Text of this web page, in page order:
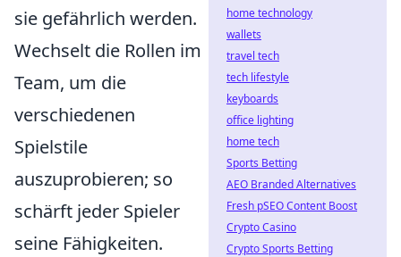
sie gefährlich werden.
Wechselt die Rollen im
Team, um die
verschiedenen
Spielstile
auszuprobieren; so
schärft jeder Spieler
seine Fähigkeiten.
home technology
wallets
travel tech
tech lifestyle
keyboards
office lighting
home tech
Sports Betting
AEO Branded Alternatives
Fresh pSEO Content Boost
Crypto Casino
Crypto Sports Betting